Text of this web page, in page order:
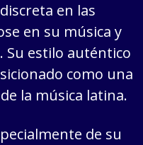
en las
en su música y
Su estilo auténtico
como una
la música latina.
de su